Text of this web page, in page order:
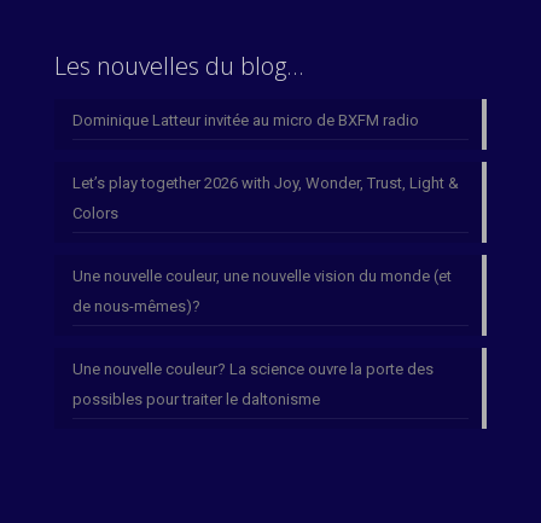
Les nouvelles du blog…
Dominique Latteur invitée au micro de BXFM radio
Let’s play together 2026 with Joy, Wonder, Trust, Light &
Colors
Une nouvelle couleur, une nouvelle vision du monde (et
de nous-mêmes)?
Une nouvelle couleur? La science ouvre la porte des
possibles pour traiter le daltonisme